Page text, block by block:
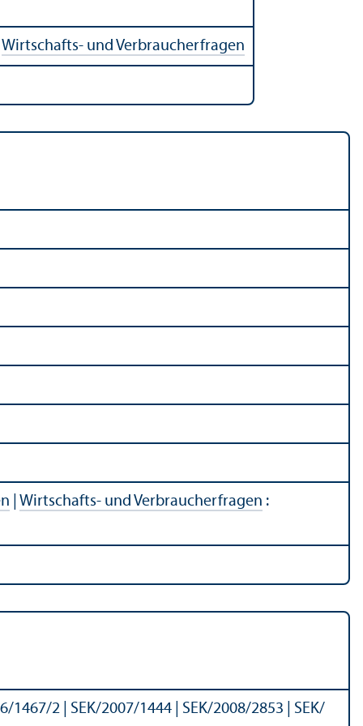
Wirtschafts- und Verbraucherfragen
Wirtschafts- und Verbraucherfragen :
1467/2 | SEK/2007/1444 | SEK/2008/2853 | SEK/